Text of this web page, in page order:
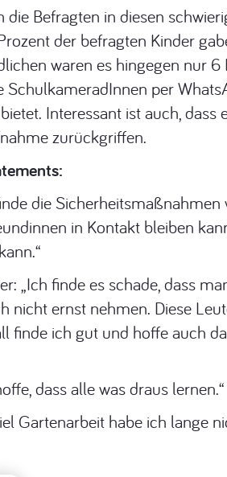
die Befragten in diesen
der befragten Kinder
waren es hingegen nur
SchulkameradInnen per
Interessant ist auch,
zurückgriffen.
die
in Kontakt bleiben
„Ich finde es schade, dass
nicht ernst nehmen. Diese
finde ich gut und hoffe auch
dass alle was draus lernen.“
Gartenarbeit habe ich lange